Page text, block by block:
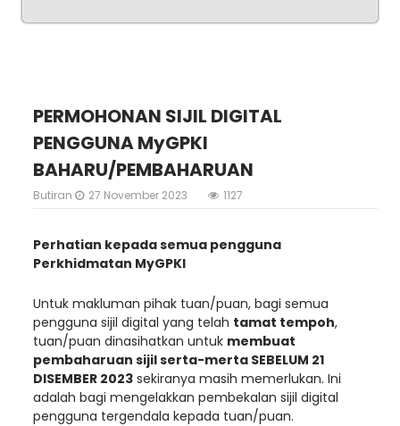
PERMOHONAN SIJIL DIGITAL
PENGGUNA MyGPKI
BAHARU/PEMBAHARUAN
Butiran 27 November 2023 1127
Perhatian kepada semua pengguna
Perkhidmatan MyGPKI
Untuk makluman pihak tuan/puan, bagi semua
pengguna sijil digital yang telah tamat tempoh,
tuan/puan dinasihatkan untuk membuat
pembaharuan sijil serta-merta SEBELUM 21
DISEMBER 2023 sekiranya masih memerlukan. Ini
adalah bagi mengelakkan pembekalan sijil digital
pengguna tergendala kepada tuan/puan.